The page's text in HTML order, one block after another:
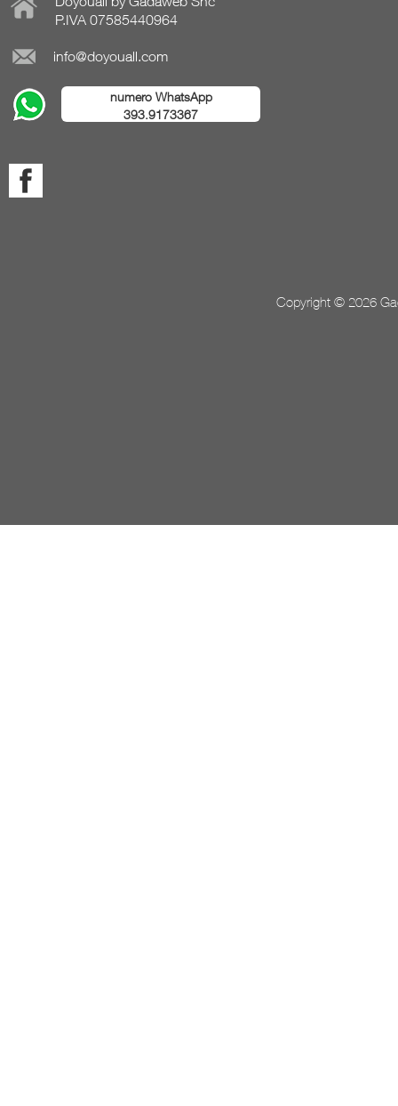
P.IVA 07585440964
info@doyouall.com
numero WhatsApp
393.9173367
Copyright © 2026